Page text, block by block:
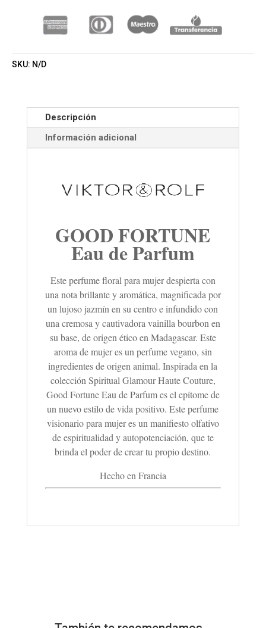
CANTIDAD
SKU: N/D
Descripción
Información adicional
GOOD FORTUNE
Eau de Parfum
Este perfume floral para mujer despierta con
una nota brillante y aromática, magnificada por
un lujoso jazmín en su centro e infundido con
una cremosa y cautivadora vainilla bourbon en
su base, de origen ético en Madagascar. Este
aroma de mujer es un perfume vegano, sin
ingredientes de origen animal. Inspirada en la
colección Spiritual Glamour Haute Couture,
Good Fortune Eau de Parfum es el epítome de
un nuevo estilo de vida positivo. Este perfume
visionario para mujer es un manifiesto olfativo
de espiritualidad y autopotenciación, que te
brinda el poder de crear tu propio destino.
Hecho en Francia